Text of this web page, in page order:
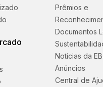
Prêmios e
Documentos
Notícias da
Anúncios
Central de